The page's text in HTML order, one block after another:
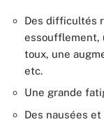
Des difficultés
essoufflement,
toux, une
etc.
Une grande
Des nausées